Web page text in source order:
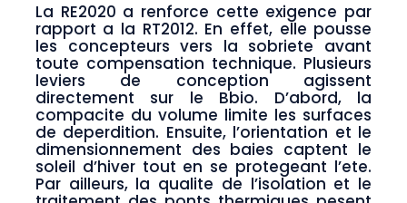
La RE2020 a renforce cette exigence par
rapport a la RT2012. En effet, elle pousse
les concepteurs vers la sobriete avant
toute compensation technique. Plusieurs
leviers de conception agissent
directement sur le Bbio. D’abord, la
compacite du volume limite les surfaces
de deperdition. Ensuite, l’orientation et le
dimensionnement des baies captent le
soleil d’hiver tout en se protegeant l’ete.
Par ailleurs, la qualite de l’isolation et le